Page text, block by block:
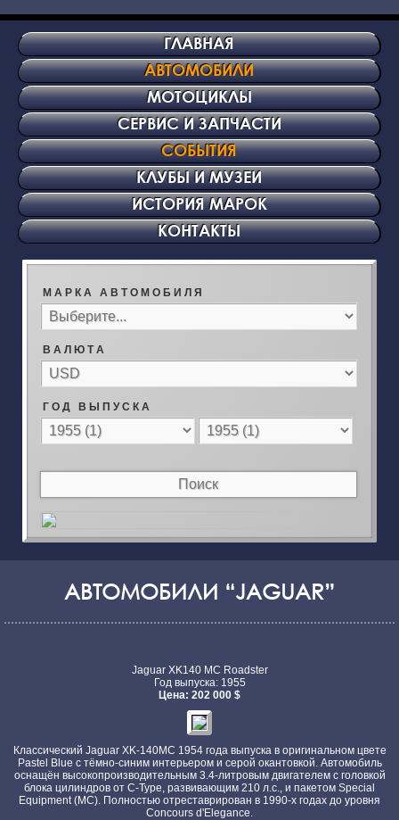
ГЛАВНАЯ
АВТОМОБИЛИ
МОТОЦИКЛЫ
СЕРВИС И ЗАПЧАСТИ
СОБЫТИЯ
КЛУБЫ И МУЗЕИ
ИСТОРИЯ МАРОК
КОНТАКТЫ
М А Р К А А В Т О М О Б И Л Я
В А Л Ю Т А
Г О Д В Ы П У С К А
АВТОМОБИЛИ “JAGUAR”
Jaguar XK140 MC Roadster
Год выпуска: 1955
Цена: 202 000 $
Классический Jaguar XK-140MC 1954 года выпуска в оригинальном цвете
Pastel Blue с тёмно-синим интерьером и серой окантовкой. Автомобиль
оснащён высокопроизводительным 3.4-литровым двигателем с головкой
блока цилиндров от C-Type, развивающим 210 л.с., и пакетом Special
Equipment (MC). Полностью отреставрирован в 1990-х годах до уровня
Concours d'Elegance.